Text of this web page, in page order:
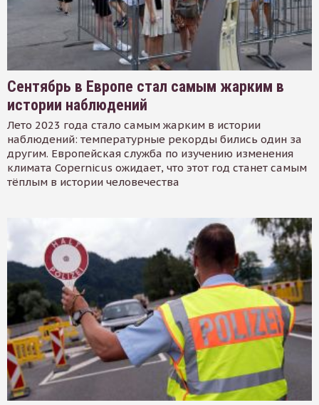
Сентябрь в Европе стал самым жарким в
истории наблюдений
Лето 2023 года стало самым жарким в истории
наблюдений: температурные рекорды бились один за
другим. Европейская служба по изучению изменения
климата Copernicus ожидает, что этот год станет самым
тёплым в истории человечества